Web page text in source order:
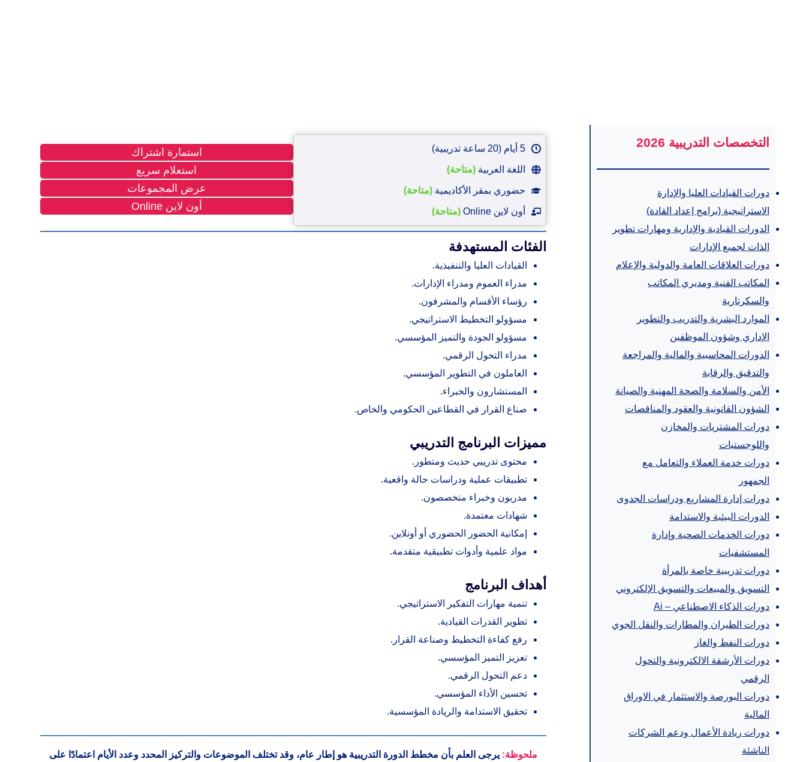
5 أيام (20 ساعة تدريبية)
اللغة العربية(متاحة)
حضوري بمقر الأكاديمية(متاحة)
أون لاين Online (متاحة)
استمارة اشتراك
استعلام سريع
عرض المجموعات
أون لاين Online
الفئات المستهدفة
القيادات العليا والتنفيذية.
مدراء العموم ومدراء الإدارات.
رؤساء الأقسام والمشرفون.
مسؤولو التخطيط الاستراتيجي.
مسؤولو الجودة والتميز المؤسسي.
مدراء التحول الرقمي.
العاملون في التطوير المؤسسي.
المستشارون والخبراء.
صناع القرار في القطاعين الحكومي والخاص.
مميزات البرنامج التدريبي
محتوى تدريبي حديث ومتطور.
تطبيقات عملية ودراسات حالة واقعية.
مدربون وخبراء متخصصون.
شهادات معتمدة.
إمكانية الحضور الحضوري أو أونلاين.
مواد علمية وأدوات تطبيقية متقدمة.
أهداف البرنامج
تنمية مهارات التفكير الاستراتيجي.
تطوير القدرات القيادية.
رفع كفاءة التخطيط وصناعة القرار.
تعزيز التميز المؤسسي.
دعم التحول الرقمي.
تحسين الأداء المؤسسي.
تحقيق الاستدامة والريادة المؤسسية.
ملحوظة: يرجى العلم بأن مخطط الدورة التدريبية هو إطار عام، وقد تختلف الموضوعات والتركيز المحدد وعدد الأيام اعتمادًا على
التخصصات التدريبية 2026
دورات القيادات العليا والإدارة
الاستراتيجية (برامج إعداد القادة)
الدورات القيادية والإدارية ومهارات تطوير
الذات لجميع الإدارات
دورات العلاقات العامة والدولية والإعلام
المكاتب الفنية ومديري المكاتب
والسكرتارية
الموارد البشرية والتدريب والتطوير
الإداري وشؤون الموظفين
الدورات المحاسبية والمالية والمراجعة
والتدقيق والرقابة
الأمن والسلامة والصحة المهنية والصيانة
الشؤون القانونية والعقود والمناقصات
دورات المشتريات والمخازن
واللوجستيات
دورات خدمة العملاء والتعامل مع
الجمهور
دورات إدارة المشاريع ودراسات الجدوى
الدورات البيئية والاستدامة
دورات الخدمات الصحية وإدارة
المستشفيات
دورات تدريبية خاصة بالمرأة
التسويق والمبيعات والتسويق الإلكتروني
دورات الذكاء الاصطناعي – Ai
دورات الطيران والمطارات والنقل الجوي
دورات النفط والغاز
دورات الأرشفة الالكترونية والتحول
الرقمي
دورات البورصة والاستثمار في الاوراق
المالية
دورات ريادة الأعمال ودعم الشركات
الناشئة